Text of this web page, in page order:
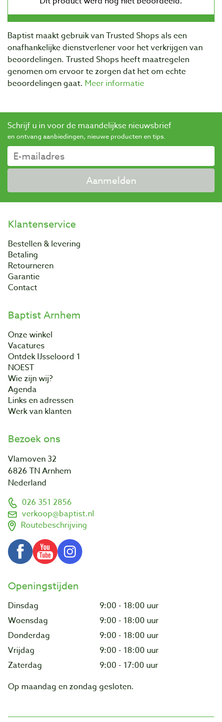
Baptist maakt gebruik van Trusted Shops als een
onafhankelijke dienstverlener voor het verkrijgen van
beoordelingen. Trusted Shops heeft maatregelen
genomen om ervoor te zorgen dat het om echte
beoordelingen gaat. Meer informatie
Schrijf u in voor de maandelijkse nieuwsbrief
en ontvang aanbiedingen, nieuwe producten en tips.
Aanmelden
Klantenservice
Bestellen & levering
Betaling
Retourneren
Garantie
Contact
Baptist Arnhem
Onze winkel
Vacatures
Ontdek IJsseloord 1
NOEST
Wie zijn wij?
Agenda
Links en adressen
Werk van klanten
Bezoek ons
Vlamoven 32
6826 TN Arnhem
Nederland
026 351 2856
verkoop@baptist.nl
Routebeschrijving
Openingstijden
Dinsdag
9:00 - 18:00 uur
Woensdag
9:00 - 18:00 uur
Donderdag
9:00 - 18:00 uur
Vrijdag
9:00 - 18:00 uur
Zaterdag
9:00 - 17:00 uur
Op maandag en zondag gesloten.